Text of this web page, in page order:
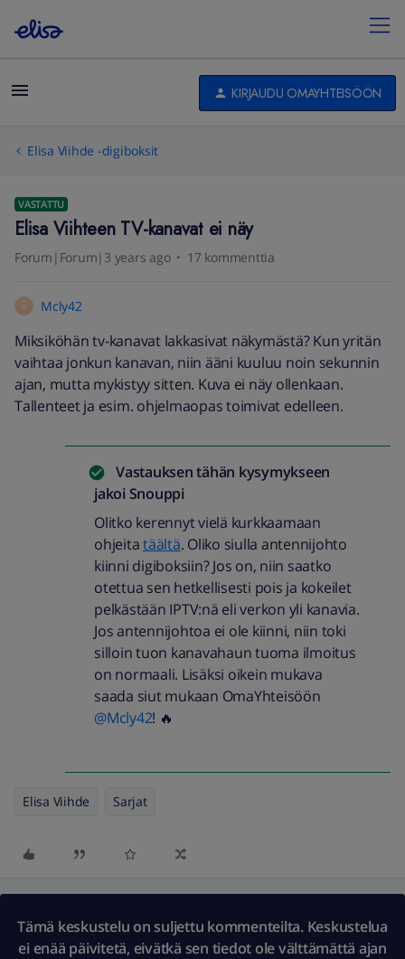
KIRJAUDU OMAYHTEISÖÖN
Elisa Viihde -digiboksit
VASTATTU
Elisa Viihteen TV-kanavat ei näy
Forum|Forum|3 years ago 17 kommenttia
M Mcly42
Miksiköhän tv-kanavat lakkasivat näkymästä? Kun yritän
vaihtaa jonkun kanavan, niin ääni kuuluu noin sekunnin
ajan, mutta mykistyy sitten. Kuva ei näy ollenkaan.
Tallenteet ja esim. ohjelmaopas toimivat edelleen.
Vastauksen tähän kysymykseen
jakoi Snouppi
Olitko kerennyt vielä kurkkaamaan
ohjeitatäältä. Oliko siulla antennijohto
kiinni digiboksiin? Jos on, niin saatko
otettua sen hetkellisesti pois ja kokeilet
pelkästään IPTV:nä eli verkon yli kanavia.
Jos antennijohtoa ei ole kiinni, niin toki
silloin tuon kanavahaun tuoma ilmoitus
on normaali. Lisäksi oikein mukava
saada siut mukaan OmaYhteisöön
@Mcly42! 🔥
Elisa Viihde Sarjat
Tämä keskustelu on suljettu kommenteilta. Keskustelua
ei enää päivitetä, eivätkä sen tiedot ole välttämättä ajan